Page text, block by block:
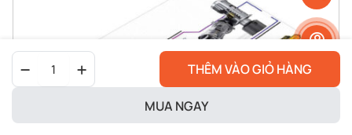
Led
Mini
THÊM VÀO GIỎ HÀNG
MUA NGAY